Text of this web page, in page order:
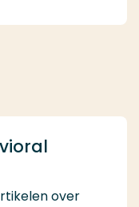
Health Collection:
over